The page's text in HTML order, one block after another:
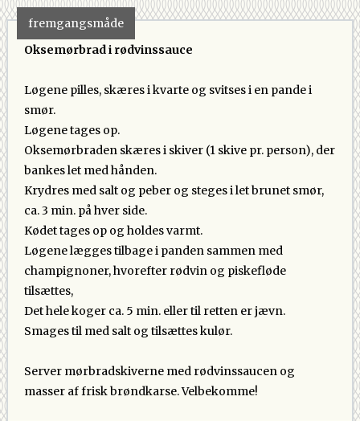
fremgangsmåde
Oksemørbrad i rødvinssauce
Løgene pilles, skæres i kvarte og svitses i en pande i
smør.
Løgene tages op.
Oksemørbraden skæres i skiver (1 skive pr. person), der
bankes let med hånden.
Krydres med salt og peber og steges i let brunet smør,
ca. 3 min. på hver side.
Kødet tages op og holdes varmt.
Løgene lægges tilbage i panden sammen med
champignoner, hvorefter rødvin og piskefløde
tilsættes,
Det hele koger ca. 5 min. eller til retten er jævn.
Smages til med salt og tilsættes kulør.
Server mørbradskiverne med rødvinssaucen og
masser af frisk brøndkarse. Velbekomme!